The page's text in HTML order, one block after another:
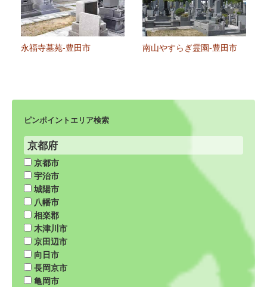
永福寺墓苑-豊田市 南山やすらぎ霊園-豊田市
ピンポイントエリア検索
京都府
京都市
宇治市
城陽市
八幡市
相楽郡
木津川市
京田辺市
向日市
長岡京市
亀岡市